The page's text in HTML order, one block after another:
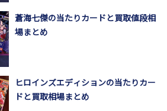
蒼海七傑の当たりカードと買取値段相
場まとめ
ヒロインズエディションの当たりカー
ドと買取相場まとめ